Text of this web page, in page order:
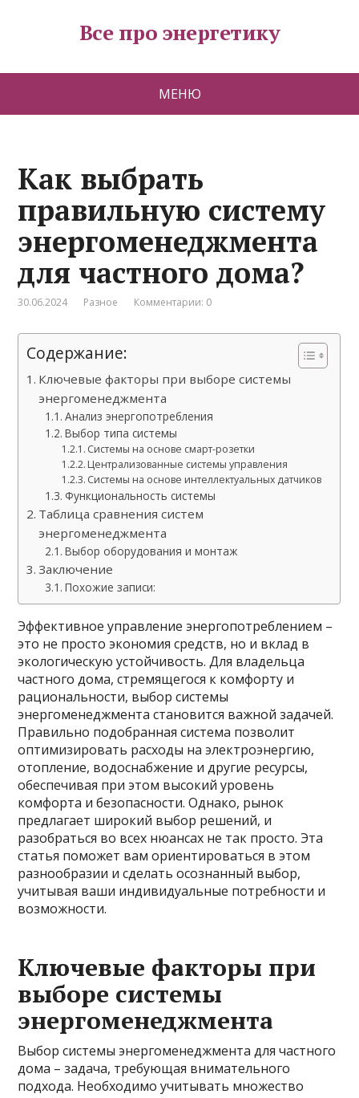
Все про энергетику
МЕНЮ
Как выбрать
правильную систему
энергоменеджмента
для частного дома?
30.06.2024 Разное Комментарии: 0
Содержание:
Ключевые факторы при выборе системы
энергоменеджмента
Анализ энергопотребления
Выбор типа системы
Системы на основе смарт-розетки
Централизованные системы управления
Системы на основе интеллектуальных датчиков
Функциональность системы
Таблица сравнения систем
энергоменеджмента
Выбор оборудования и монтаж
Заключение
Похожие записи:
Эффективное управление энергопотреблением –
это не просто экономия средств, но и вклад в
экологическую устойчивость. Для владельца
частного дома, стремящегося к комфорту и
рациональности, выбор системы
энергоменеджмента становится важной задачей.
Правильно подобранная система позволит
оптимизировать расходы на электроэнергию,
отопление, водоснабжение и другие ресурсы,
обеспечивая при этом высокий уровень
комфорта и безопасности. Однако, рынок
предлагает широкий выбор решений, и
разобраться во всех нюансах не так просто. Эта
статья поможет вам ориентироваться в этом
разнообразии и сделать осознанный выбор,
учитывая ваши индивидуальные потребности и
возможности.
Ключевые факторы при
выборе системы
энергоменеджмента
Выбор системы энергоменеджмента для частного
дома – задача, требующая внимательного
подхода. Необходимо учитывать множество